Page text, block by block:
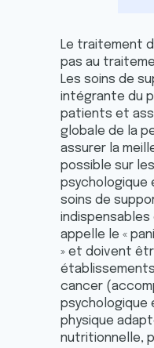
Le traitement
pas au
Les soins de
intégrante du
patients et
globale de la
assurer la
possible sur
psychologique
soins de
indispensables
appelle le «
» et doivent
cancer
psychologique
physique
nutritionnelle,